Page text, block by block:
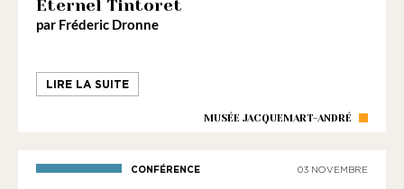
1901
ayant
vocation
culturelle.
Éternel Tintoret
par Fréderic Dronne
LIRE LA SUITE
MUSÉE JACQUEMART-ANDRÉ
CONFÉRENCE 03 NOVEMBRE